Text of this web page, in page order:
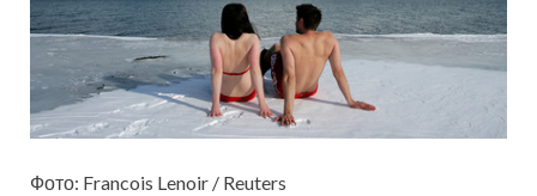
Фото: Francois Lenoir / Reuters